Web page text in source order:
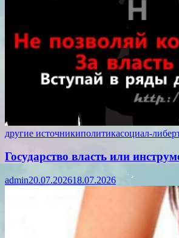
другие источникиполитикасоциал-
Государство власть или
admin20.07.202618.07.2026